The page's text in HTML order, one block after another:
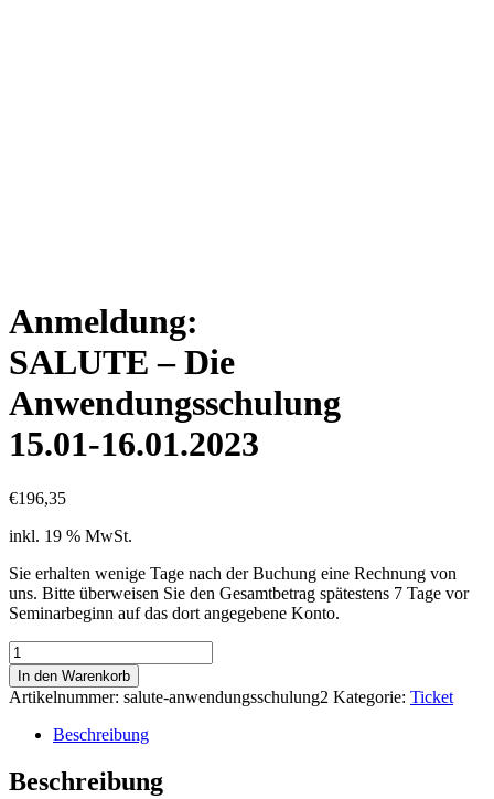
Anmeldung:
SALUTE – Die
Anwendungsschulung
15.01-16.01.2023
€196,35
inkl. 19 % MwSt.
Sie erhalten wenige Tage nach der Buchung eine Rechnung von
uns. Bitte überweisen Sie den Gesamtbetrag spätestens 7 Tage vor
Seminarbeginn auf das dort angegebene Konto.
Anmeldung:
SALUTE
–
Die
Anwendungsschulung
16.01.2023
Menge
In den Warenkorb
Artikelnummer: salute-anwendungsschulung2 Kategorie: Ticket
Beschreibung
Beschreibung